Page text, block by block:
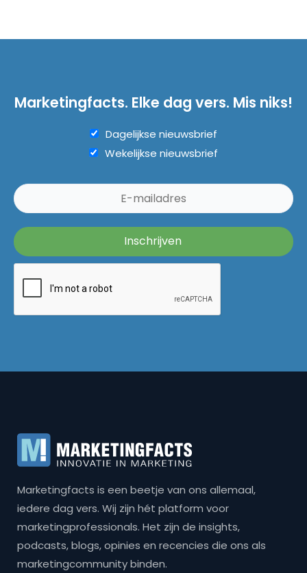
Marketingfacts. Elke dag vers. Mis niks!
Dagelijkse nieuwsbrief
Wekelijkse nieuwsbrief
Marketingfacts is een beetje van ons allemaal,
iedere dag vers. Wij zijn hét platform voor
marketingprofessionals. Het zijn de insights,
podcasts, blogs, opinies en recencies die ons als
marketingcommunity binden.